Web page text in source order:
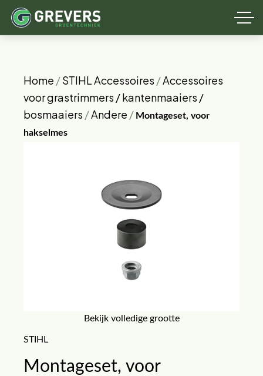
Home /STIHL Accessoires /Accessoires
voor grastrimmers / kantenmaaiers /
bosmaaiers /Andere / Montageset, voor
hakselmes
Bekijk volledige grootte
STIHL
Montageset, voor